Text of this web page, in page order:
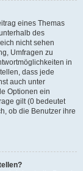
eines Themas
des
nicht sehen
Umfragen zu
in
dass jede
auch unter
Optionen ein
gilt (0 bedeutet
ob die Benutzer ihre